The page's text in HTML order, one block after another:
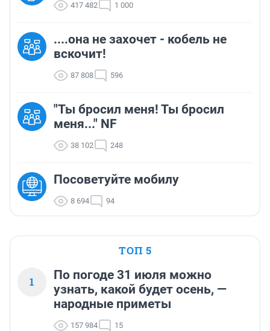
417 482 1 000
....она не захочет - кобель не
вскочит!
87 808 596
"Ты бросил меня! Ты бросил
меня..." NF
38 102 248
Посоветуйте мобилу
8 694 94
ТОП 5
1
По погоде 31 июля можно
узнать, какой будет осень, —
народные приметы
157 984 15